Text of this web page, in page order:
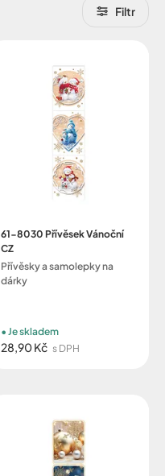
Filtr
61-8030 Přívěsek Vánoční
CZ
Přívěsky a samolepky na
dárky
28,90 Kč s DPH
Je skladem